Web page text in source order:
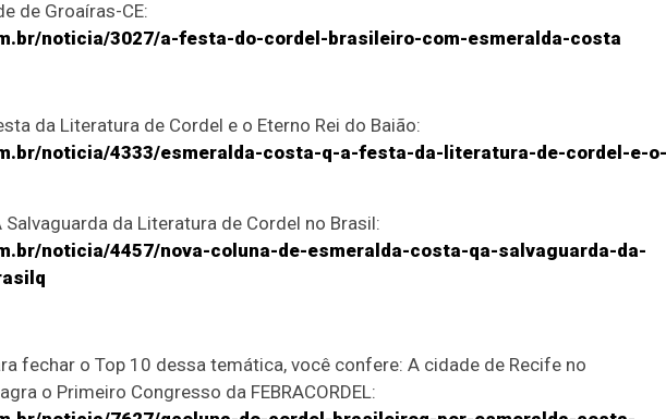
de Groaíras-CE:
noticia/3027/a-festa-do-cordel-brasileiro-com-esmeralda-costa
da Literatura de Cordel e o Eterno Rei do Baião:
noticia/4333/esmeralda-costa-q-a-festa-da-literatura-de-cordel-e-o-
Salvaguarda da Literatura de Cordel no Brasil:
noticia/4457/nova-coluna-de-esmeralda-costa-qa-salvaguarda-da-
fechar o Top 10 dessa temática, você confere: A cidade de Recife no
o Primeiro Congresso da FEBRACORDEL: